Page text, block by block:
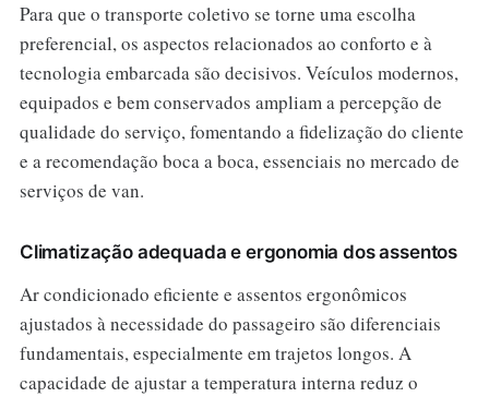
Para que o transporte coletivo se torne uma escolha
preferencial, os aspectos relacionados ao conforto e à
tecnologia embarcada são decisivos. Veículos modernos,
equipados e bem conservados ampliam a percepção de
qualidade do serviço, fomentando a fidelização do cliente
e a recomendação boca a boca, essenciais no mercado de
serviços de van.
Climatização adequada e ergonomia dos assentos
Ar condicionado eficiente e assentos ergonômicos
ajustados à necessidade do passageiro são diferenciais
fundamentais, especialmente em trajetos longos. A
capacidade de ajustar a temperatura interna reduz o